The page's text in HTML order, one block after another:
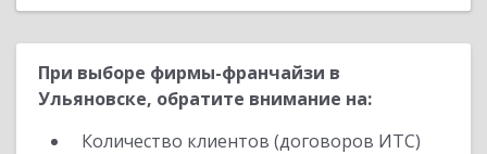
При выборе фирмы-франчайзи в
Ульяновске, обратите внимание на:
Количество клиентов (договоров ИТС)